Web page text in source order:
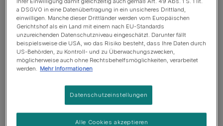
Einen Hund adoptieren
Die besten französischen
Hundenamen
4 min Lesezeit
Einen Hund adoptieren
Hundenamen
5 min Lesezeit
a DSGVO in eine Datenübertragung in ein unsicheres Drittland,
einwilligen. Manche dieser Drittländer werden vom Europäischen
Gerichtshof als ein Land mit einem nach EU-Standards
unzureichenden Datenschutzniveau eingeschätzt. Darunter fällt
beispielsweise die USA, wo das Risiko besteht, dass Ihre Daten durch
US-Behörden, zu Kontroll- und zu Überwachungszwecken,
möglicherweise auch ohne Rechtsbehelfsmöglichkeiten, verarbeitet
werden.
Mehr Informationen
Datenschutzeinstellungen
Alle Cookies akzeptieren